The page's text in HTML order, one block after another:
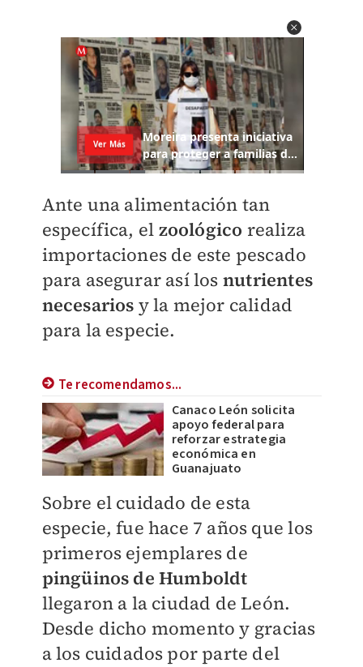
Ante una alimentación tan
específica, el zoológico realiza
importaciones de este pescado
para asegurar así los nutrientes
necesarios y la mejor calidad
para la especie.
Te recomendamos...
Canaco León solicita
apoyo federal para
reforzar estrategia
económica en
Guanajuato
Sobre el cuidado de esta
especie, fue hace 7 años que los
primeros ejemplares de
pingüinos de Humboldt
llegaron a la ciudad de León.
Desde dicho momento y gracias
a los cuidados por parte del